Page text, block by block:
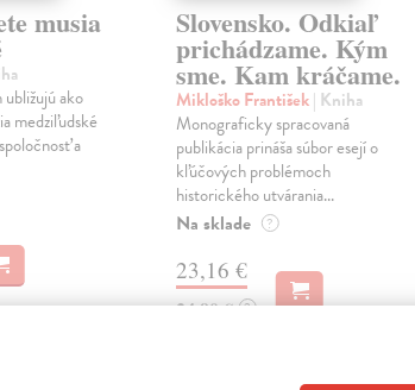
musia
ako
medziľudské
a
Slovensko. Odkiaľ
prichádzame. Kým
sme. Kam kráčame.
Mikloško František| Kniha
Monograficky spracovaná
publikácia prináša súbor esejí o
kľúčových problémoch
historického utvárania...
Na sklade ?
23,16 €
24,90 € ?